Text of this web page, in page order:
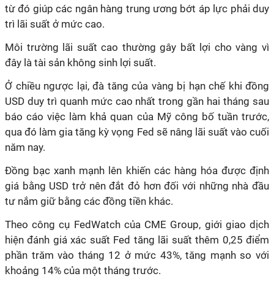
từ đó giúp các ngân hàng trung ương bớt áp lực phải duy
trì lãi suất ở mức cao.
Môi trường lãi suất cao thường gây bất lợi cho vàng vì
đây là tài sản không sinh lợi suất.
Ở chiều ngược lại, đà tăng của vàng bị hạn chế khi đồng
USD duy trì quanh mức cao nhất trong gần hai tháng sau
báo cáo việc làm khả quan của Mỹ công bố tuần trước,
qua đó làm gia tăng kỳ vọng Fed sẽ nâng lãi suất vào cuối
năm nay.
Đồng bạc xanh mạnh lên khiến các hàng hóa được định
giá bằng USD trở nên đắt đỏ hơn đối với những nhà đầu
tư nắm giữ bằng các đồng tiền khác.
Theo công cụ FedWatch của CME Group, giới giao dịch
hiện đánh giá xác suất Fed tăng lãi suất thêm 0,25 điểm
phần trăm vào tháng 12 ở mức 43%, tăng mạnh so với
khoảng 14% của một tháng trước.